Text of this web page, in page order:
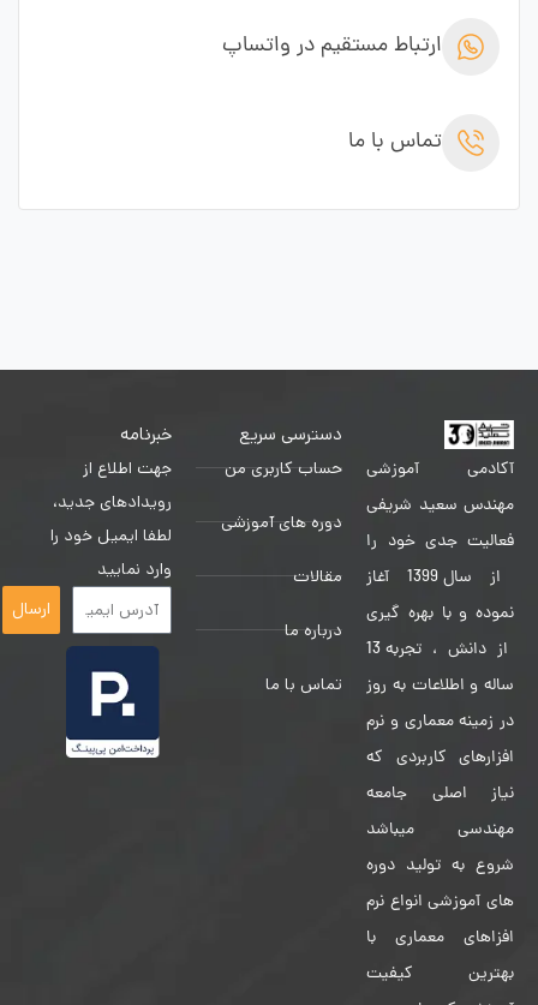
ارتباط مستقیم در واتساپ
تماس با ما
آکادمی آموزشی
مهندس سعید شریفی
فعالیت جدی خود را
از سال 1399 آغاز
نموده و با بهره گیری
از دانش ، تجربه 13
ساله و اطلاعات به روز
در زمینه معماری و نرم
افزارهای کاربردی که
نیاز اصلی جامعه
مهندسی میباشد
شروع به تولید دوره
های آموزشی انواع نرم
افزاهای معماری با
بهترین کیفیت
دسترسی سریع
حساب کاربری من
دوره های آموزشی
مقالات
درباره ما
تماس با ما
خبرنامه
جهت اطلاع از
رویدادهای جدید،
لطفا ایمیل خود را
وارد نمایید
ارسال